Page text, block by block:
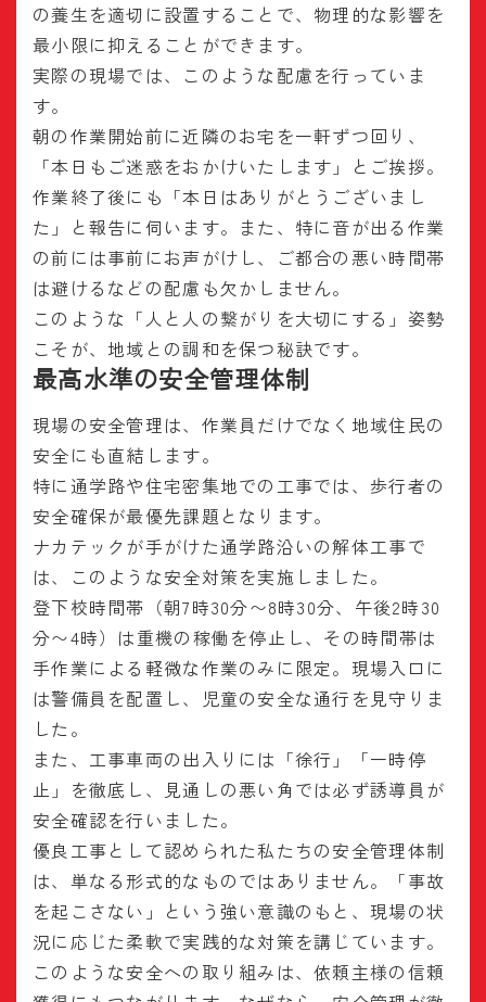
の養生を適切に設置することで、物理的な影響を
最小限に抑えることができます。
実際の現場では、このような配慮を行っていま
す。
朝の作業開始前に近隣のお宅を一軒ずつ回り、
「本日もご迷惑をおかけいたします」とご挨拶。
作業終了後にも「本日はありがとうございまし
た」と報告に伺います。また、特に音が出る作業
の前には事前にお声がけし、ご都合の悪い時間帯
は避けるなどの配慮も欠かしません。
このような「人と人の繋がりを大切にする」姿勢
こそが、地域との調和を保つ秘訣です。
最高水準の安全管理体制
現場の安全管理は、作業員だけでなく地域住民の
安全にも直結します。
特に通学路や住宅密集地での工事では、歩行者の
安全確保が最優先課題となります。
ナカテックが手がけた通学路沿いの解体工事で
は、このような安全対策を実施しました。
登下校時間帯（朝7時30分〜8時30分、午後2時30
分〜4時）は重機の稼働を停止し、その時間帯は
手作業による軽微な作業のみに限定。現場入口に
は警備員を配置し、児童の安全な通行を見守りま
した。
また、工事車両の出入りには「徐行」「一時停
止」を徹底し、見通しの悪い角では必ず誘導員が
安全確認を行いました。
優良工事として認められた私たちの安全管理体制
は、単なる形式的なものではありません。「事故
を起こさない」という強い意識のもと、現場の状
況に応じた柔軟で実践的な対策を講じています。
このような安全への取り組みは、依頼主様の信頼